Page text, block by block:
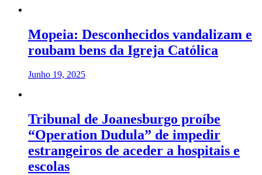
Mopeia: Desconhecidos vandalizam e
roubam bens da Igreja Católica
Junho 19, 2025
Tribunal de Joanesburgo proíbe
“Operation Dudula” de impedir
estrangeiros de aceder a hospitais e
escolas